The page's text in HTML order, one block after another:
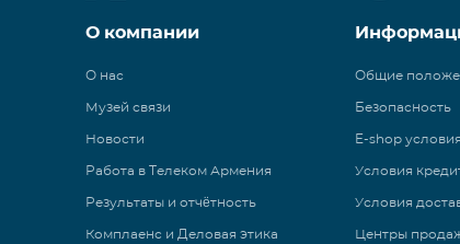
О компании
О нас
Музей связи
Новости
Работа в Телеком Армения
Результаты и отчётность
Комплаенс и Деловая этика
Общие
Безопасность
E-shop условия
Условия
Условия
Центры